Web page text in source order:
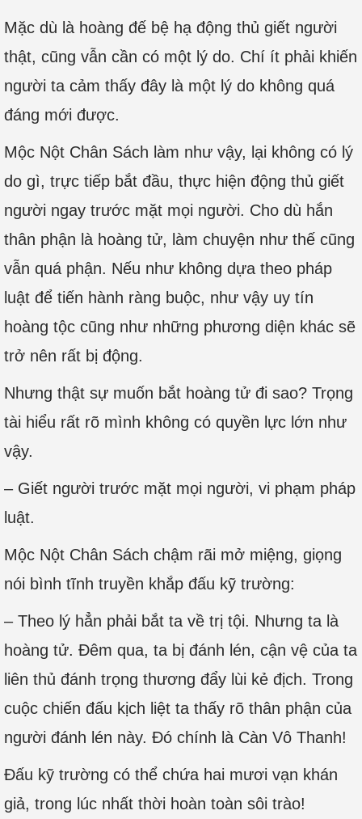
Mặc dù là hoàng đế bệ hạ động thủ giết người
thật, cũng vẫn cần có một lý do. Chí ít phải khiến
người ta cảm thấy đây là một lý do không quá
đáng mới được.
Mộc Nột Chân Sách làm như vậy, lại không có lý
do gì, trực tiếp bắt đầu, thực hiện động thủ giết
người ngay trước mặt mọi người. Cho dù hắn
thân phận là hoàng tử, làm chuyện như thế cũng
vẫn quá phận. Nếu như không dựa theo pháp
luật để tiến hành ràng buộc, như vậy uy tín
hoàng tộc cũng như những phương diện khác sẽ
trở nên rất bị động.
Nhưng thật sự muốn bắt hoàng tử đi sao? Trọng
tài hiểu rất rõ mình không có quyền lực lớn như
vậy.
– Giết người trước mặt mọi người, vi phạm pháp
luật.
Mộc Nột Chân Sách chậm rãi mở miệng, giọng
nói bình tĩnh truyền khắp đấu kỹ trường:
– Theo lý hẳn phải bắt ta về trị tội. Nhưng ta là
hoàng tử. Đêm qua, ta bị đánh lén, cận vệ của ta
liên thủ đánh trọng thương đẩy lùi kẻ địch. Trong
cuộc chiến đấu kịch liệt ta thấy rõ thân phận của
người đánh lén này. Đó chính là Càn Vô Thanh!
Đấu kỹ trường có thể chứa hai mươi vạn khán
giả, trong lúc nhất thời hoàn toàn sôi trào!